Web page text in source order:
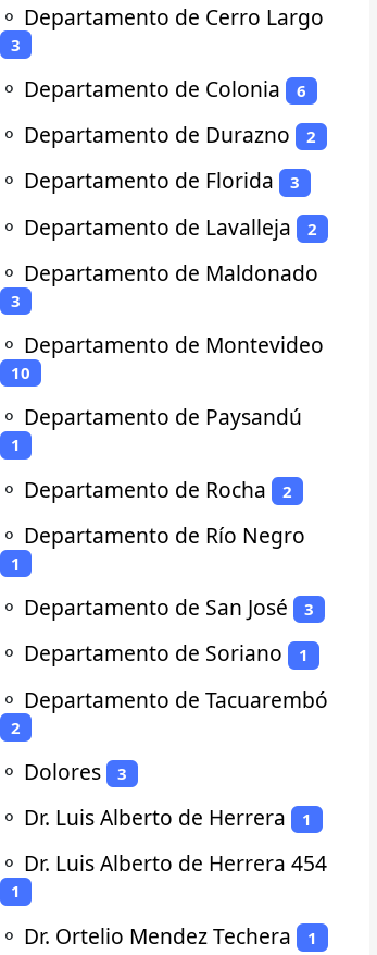
⚬ Departamento de Cerro Largo
3
⚬ Departamento de Colonia 6
⚬ Departamento de Durazno 2
⚬ Departamento de Florida 3
⚬ Departamento de Lavalleja 2
⚬ Departamento de Maldonado
3
⚬ Departamento de Montevideo
10
⚬ Departamento de Paysandú
1
⚬ Departamento de Rocha 2
⚬ Departamento de Río Negro
1
⚬ Departamento de San José 3
⚬ Departamento de Soriano 1
⚬ Departamento de Tacuarembó
2
⚬ Dolores 3
⚬ Dr. Luis Alberto de Herrera 1
⚬ Dr. Luis Alberto de Herrera 454
1
⚬ Dr. Ortelio Mendez Techera 1